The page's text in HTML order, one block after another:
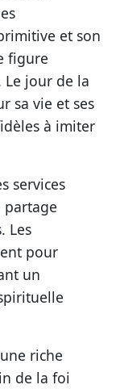
et son
figure
jour de la
sa vie et ses
à imiter
services
partage
Les
pour
un
riche
de la foi